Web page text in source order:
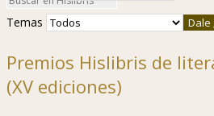
Temas
Premios Hislibris de
(XV ediciones)